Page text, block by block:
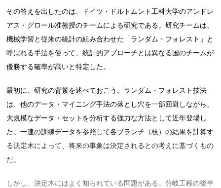
その答えを出したのは、ドイツ・ドルトムント工科大学のアンドレ
アス・グロール准教授のチームによる研究である。研究チームは、
機械学習と従来の統計の組み合わせた「ランダム・フォレスト」と
呼ばれる手法を使って、統計的アプローチとは異なる国のチームが
優勝する確率が高いと特定した。
最初に、研究の背景を述べておこう。ランダム・フォレスト技法
は、他のデータ・マイニング手法の落とし穴を一部回避しながら、
大規模なデータ・セットを分析する強力な方法として近年登場し
た。一連の訓練データを参照して各ブランチ（枝）の結果を計算す
る決定木によって、将来の事象は決定されるとの考えに基づくもの
だ。
しかし、決定木にはよく知られている問題がある。分岐工程の後半